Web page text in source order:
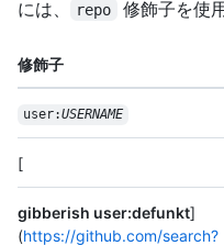
には、
repo 修飾子を使
修飾子
user:USERNAME
[
gibberish user:defunkt]
(https://github.com/search?